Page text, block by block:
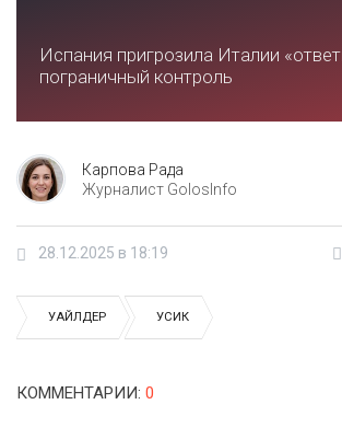
Испания пригрозила Италии
пограничный контроль
Карпова Рада
Журналист GolosInfo
28.12.2025 в 18:19
УАЙЛДЕР УСИК
КОММЕНТАРИИ: 0